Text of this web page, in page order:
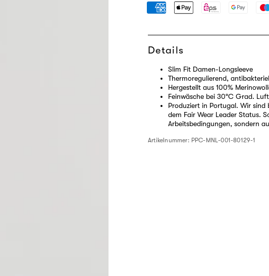
Details
Slim Fit Damen-Longsleeve
Thermoregulierend,
Hergestellt aus 100%
Feinwäsche bei 30°C Grad.
Produziert in Portugal. Wir
dem Fair Wear Leader Status.
Arbeitsbedingungen, sondern
Artikelnummer: PPC-MNL-001-80129-1